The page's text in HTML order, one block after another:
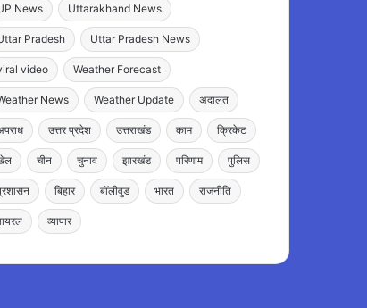
News Uttarakhand News
Pradesh Uttar Pradesh News
video Weather Forecast
News Weather Update अदालत
उत्तर प्रदेश उत्तराखंड काम क्रिकेट
चीन चुनाव झारखंड परिणाम पुलिस
बिहार बॉलीवुड भारत राजनीति
व्यापार